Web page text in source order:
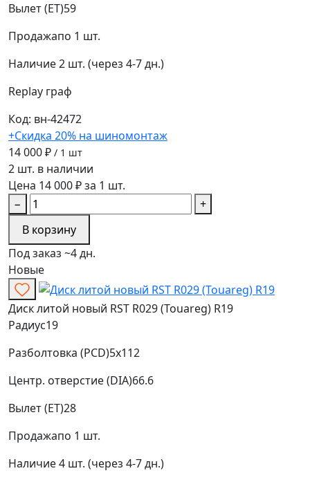
Вылет (ET)59
Продажапо 1 шт.
Наличие2 шт. (через 4-7 дн.)
Replay граф
Код: вн-42472
+Скидка 20% на шиномонтаж
14 000 ₽ / 1 шт
2 шт. в наличии
Цена 14 000 ₽ за 1 шт.
−
+
В корзину
Под заказ ~4 дн.
Новые
Диск литой новый RST R029 (Touareg) R19
Радиус19
Разболтовка (PCD)5x112
Центр. отверстие (DIA)66.6
Вылет (ET)28
Продажапо 1 шт.
Наличие4 шт. (через 4-7 дн.)